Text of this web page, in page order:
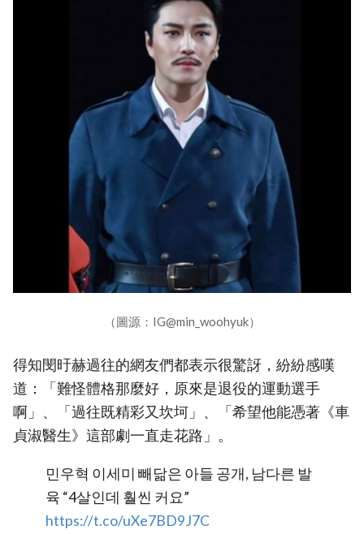
（圖源：IG@min_woohyuk）
得知閔旴赫過往的網友們都表示很驚訝，紛紛感嘆
道：「難怪體格那麼好，原來是退役的運動選手
啊」、「過往既精彩又坎坷」、「希望他能憑著《車
貞淑醫生》這部劇一直走花路」。
민우혁 이세미 빼닮은 아들 공개, 남다른 발
육 “4살인데 훨씬 커요”
https://t.co/uXe7BD9J7C